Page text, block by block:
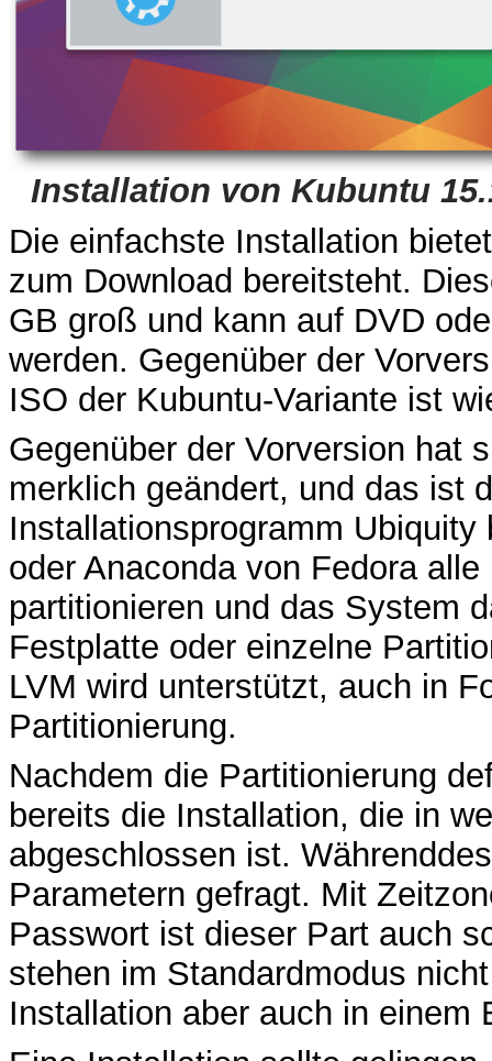
Installation von Kubuntu
Die einfachste Installation
zum Download bereitsteht.
GB groß und kann auf DVD
werden. Gegenüber der
ISO der Kubuntu-Variante ist
Gegenüber der Vorversion hat
merklich geändert, und das ist
Installationsprogramm
oder Anaconda von Fedora
partitionieren und das System
Festplatte oder einzelne
LVM wird unterstützt, auch in
Partitionierung.
Nachdem die Partitionierung
bereits die Installation, die in
abgeschlossen ist.
Parametern gefragt. Mit
Passwort ist dieser Part auch
stehen im Standardmodus
Installation aber auch in einem